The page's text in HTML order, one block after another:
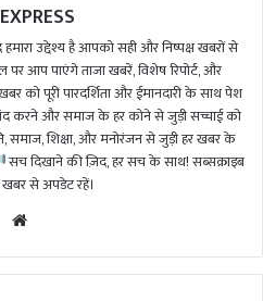
उद्देश्य है आपको सही और निष्पक्ष खबरों से
आप पाएंगे ताजा खबरें, विशेष रिपोर्ट, और
को पूरी पारदर्शिता और ईमानदारी के साथ पेश
करने और समाज के हर कोने से जुड़ी सच्चाई को
समाज, शिक्षा, और मनोरंजन से जुड़ी हर खबर के
सच दिखाने की ज़िद, हर सच के साथ! सब्सक्राइब
से अपडेट रहें।
te